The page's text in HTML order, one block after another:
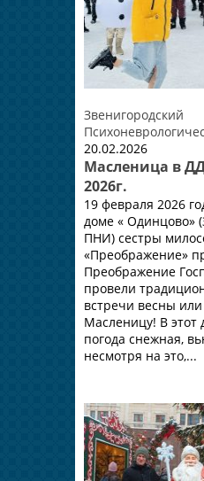
Звенигородский
20.02.2026
Масленица в
2026г.
19 февраля 2026
доме « Одинцово»
ПНИ) сестры
«Преображение»
Преображение
провели
встречи весны
Масленицу! В этот
погода снежная,
несмотря на это,...